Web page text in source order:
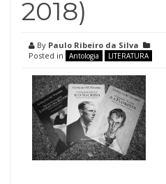
2018)
By Paulo Ribeiro da Silva
Posted in
Antologia LITERATURA